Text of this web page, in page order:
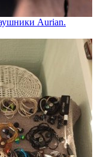
Aurian.